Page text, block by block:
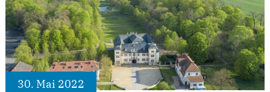
30. Mai 2022